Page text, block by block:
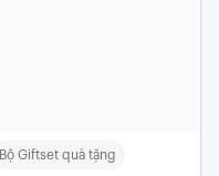
Bộ Giftset quà tặng